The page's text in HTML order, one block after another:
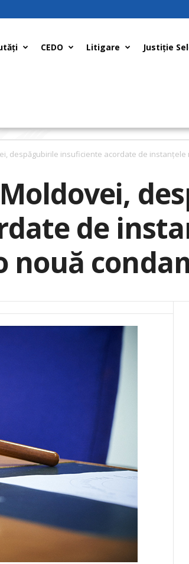
CEDO Litigare Justiţie
despăgubirile insuficiente acordate de instanţele
Moldovei,
de
nouă